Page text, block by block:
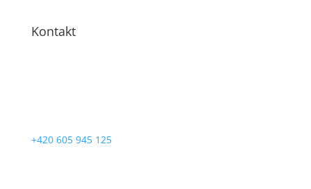
Kontakt
+420 605 945 125